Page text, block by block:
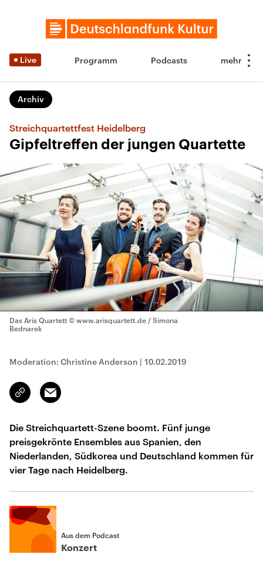
Live Programm Podcasts
Archiv
Streichquartettfest Heidelberg
Gipfeltreffen der jungen Quartette
Das Aris Quartett © www.arisquartett.de / Simona
Bednarek
Moderation: Christine Anderson | 10.02.2019
Link
kopieren/teilen
Email
Die Streichquartett-Szene boomt. Fünf junge
preisgekrönte Ensembles aus Spanien, den
Niederlanden, Südkorea und Deutschland kommen für
vier Tage nach Heidelberg.
Aus dem Podcast
Konzert